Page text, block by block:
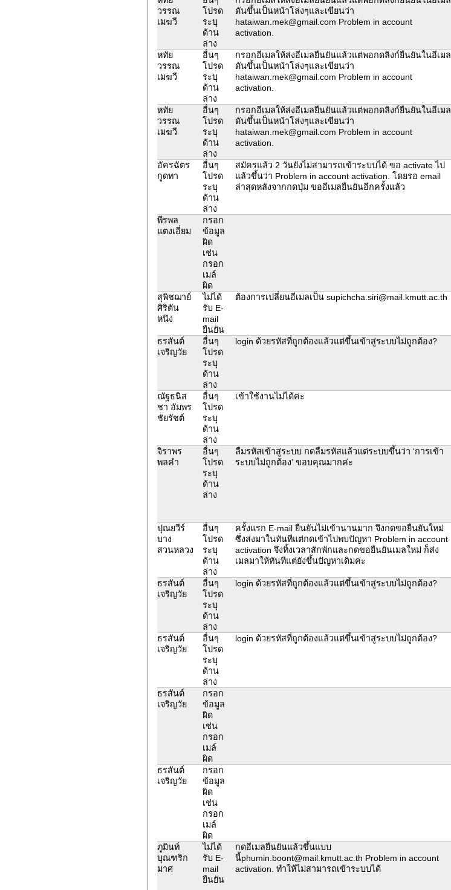
วรรณ
เมฆวี
โปรด
ระบุ
ด้าน
ล่าง
ดันขึ้นเป็นหน้าโล่งๆและเขียนว่า
hataiwan.mek@gmail.com Problem in account
activation.
หทัย
วรรณ
เมฆวี
อื่นๆ
โปรด
ระบุ
ด้าน
ล่าง
กรอกอีเมลให้ส่งอีเมลยืนยันแล้วแต่พอกดลิงก์ยืนยันในอีเมล
ดันขึ้นเป็นหน้าโล่งๆและเขียนว่า
hataiwan.mek@gmail.com Problem in account
activation.
หทัย
วรรณ
เมฆวี
อื่นๆ
โปรด
ระบุ
ด้าน
ล่าง
กรอกอีเมลให้ส่งอีเมลยืนยันแล้วแต่พอกดลิงก์ยืนยันในอีเมล
ดันขึ้นเป็นหน้าโล่งๆและเขียนว่า
hataiwan.mek@gmail.com Problem in account
activation.
อัครฉัตร
กูดทา
อื่นๆ
โปรด
ระบุ
ด้าน
ล่าง
สมัครแล้ว 2 วันยังไม่สามารถเข้าระบบได้ ขอ activate ไป
แล้วขึ้นว่า Problem in account activation. โดยรอ email
ล่าสุดหลังจากกดปุ่ม ขออีเมลยืนยันอีกครั้งแล้ว
พีรพล
แตงเอี่ยม
กรอก
ข้อมูล
ผิด
เช่น
กรอก
เมล์
ผิด
สุพิชฌาย์
ศิริตัน
หนึง
ไม่ได้
รับ E-
mail
ยืนยัน
ต้องการเปลี่ยนอีเมลเป็น supichcha.siri@mail.kmutt.ac.th
ธรสันต์
เจริญวัย
อื่นๆ
โปรด
ระบุ
ด้าน
ล่าง
login ด้วยรหัสที่ถูกต้องแล้วแต่ขึ้นเข้าสู่ระบบไม่ถูกต้อง?
ณัฐธนิส
ชา อัมพร
ชัยรัชต์
อื่นๆ
โปรด
ระบุ
ด้าน
ล่าง
เข้าใช้งานไม่ได้ค่ะ
จิราพร
พลคำ
อื่นๆ
โปรด
ระบุ
ด้าน
ล่าง
ลืมรหัสเข้าสู่ระบบ กดลืมรหัสแล้วแต่ระบบขึ้นว่า ‘การเข้า
ระบบไม่ถูกต้อง’ ขอบคุณมากค่ะ
ปุณยวีร์
บาง
สวนหลวง
อื่นๆ
โปรด
ระบุ
ด้าน
ล่าง
ครั้งแรก E-mail ยืนยันไม่เข้านานมาก จึงกดขอยืนยันใหม่
ซึ่งส่งมาในทันทีแต่กดเข้าไปพบปัญหา Problem in account
activation จึงทิ้งเวลาสักพักและกดขอยืนยันเมลใหม่ ก็ส่ง
เมลมาให้ทันทีแต่ยังขึ้นปัญหาเดิมค่ะ
ธรสันต์
เจริญวัย
อื่นๆ
โปรด
ระบุ
ด้าน
ล่าง
login ด้วยรหัสที่ถูกต้องแล้วแต่ขึ้นเข้าสู่ระบบไม่ถูกต้อง?
ธรสันต์
เจริญวัย
อื่นๆ
โปรด
ระบุ
ด้าน
ล่าง
login ด้วยรหัสที่ถูกต้องแล้วแต่ขึ้นเข้าสู่ระบบไม่ถูกต้อง?
ธรสันต์
เจริญวัย
กรอก
ข้อมูล
ผิด
เช่น
กรอก
เมล์
ผิด
ธรสันต์
เจริญวัย
กรอก
ข้อมูล
ผิด
เช่น
กรอก
เมล์
ผิด
ภูมินท์
บุณฑริก
มาศ
ไม่ได้
รับ E-
mail
ยืนยัน
กดอีเมลยืนยันแล้วขึ้นแบบ
นี้phumin.boont@mail.kmutt.ac.th Problem in account
activation. ทำให้ไม่สามารถเข้าระบบได้